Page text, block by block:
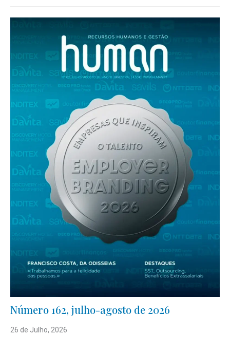
Número 162, julho-agosto de 2026
26 de Julho, 2026